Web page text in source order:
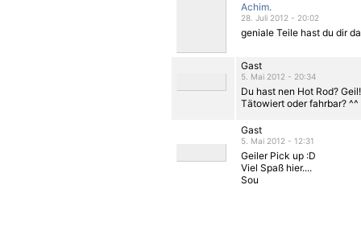
Achim.
28. Juli 2012 - 20:02
geniale Teile hast du dir
Gast
5. Mai 2012 - 20:34
Du hast nen Hot Rod? Geil!
Tätowiert oder fahrbar? ^^
Gast
5. Mai 2012 - 12:31
Geiler Pick up :D
Viel Spaß hier....
Sou